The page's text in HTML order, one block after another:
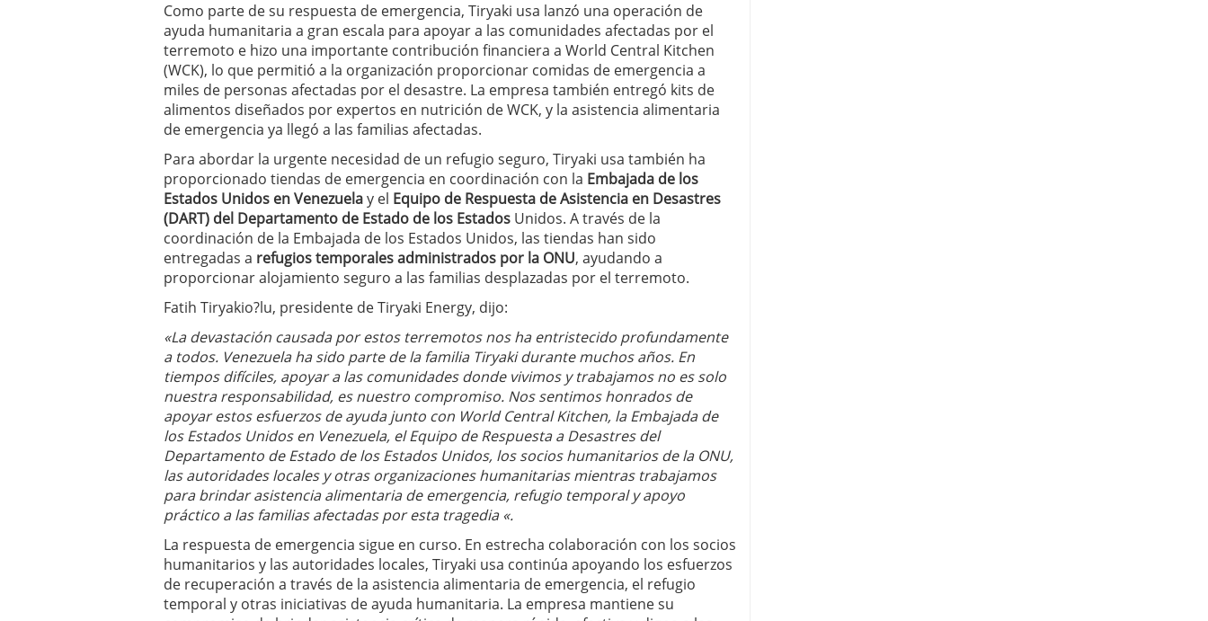
Como parte de su respuesta de emergencia, Tiryaki usa lanzó una operación de
ayuda humanitaria a gran escala para apoyar a las comunidades afectadas por el
terremoto e hizo una importante contribución financiera a World Central Kitchen
(WCK), lo que permitió a la organización proporcionar comidas de emergencia a
miles de personas afectadas por el desastre. La empresa también entregó kits de
alimentos diseñados por expertos en nutrición de WCK, y la asistencia alimentaria
de emergencia ya llegó a las familias afectadas.
Para abordar la urgente necesidad de un refugio seguro, Tiryaki usa también ha
proporcionado tiendas de emergencia en coordinación con la Embajada de los
Estados Unidos en Venezuelay el Equipo de Respuesta de Asistencia en Desastres
(DART) del Departamento de Estado de los Estados Unidos. A través de la
coordinación de la Embajada de los Estados Unidos, las tiendas han sido
entregadas a refugios temporales administrados por la ONU, ayudando a
proporcionar alojamiento seguro a las familias desplazadas por el terremoto.
Fatih Tiryakio?lu, presidente de Tiryaki Energy, dijo:
«La devastación causada por estos terremotos nos ha entristecido profundamente
a todos. Venezuela ha sido parte de la familia Tiryaki durante muchos años. En
tiempos difíciles, apoyar a las comunidades donde vivimos y trabajamos no es solo
nuestra responsabilidad, es nuestro compromiso. Nos sentimos honrados de
apoyar estos esfuerzos de ayuda junto con World Central Kitchen, la Embajada de
los Estados Unidos en Venezuela, el Equipo de Respuesta a Desastres del
Departamento de Estado de los Estados Unidos, los socios humanitarios de la ONU,
las autoridades locales y otras organizaciones humanitarias mientras trabajamos
para brindar asistencia alimentaria de emergencia, refugio temporal y apoyo
práctico a las familias afectadas por esta tragedia «.
La respuesta de emergencia sigue en curso. En estrecha colaboración con los socios
humanitarios y las autoridades locales, Tiryaki usa continúa apoyando los esfuerzos
de recuperación a través de la asistencia alimentaria de emergencia, el refugio
temporal y otras iniciativas de ayuda humanitaria. La empresa mantiene su